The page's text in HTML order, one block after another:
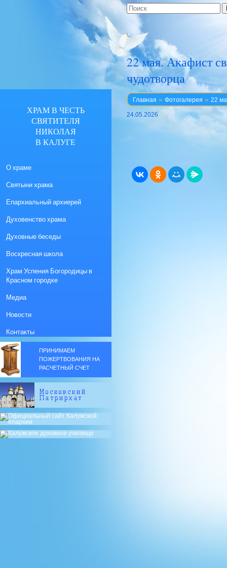
22 мая. Акафист
чудотворца
Главная » Фотогалерея » 22
24.05.2026
ХРАМ В ЧЕСТЬ
СВЯТИТЕЛЯ
НИКОЛАЯ
В КАЛУГЕ
О храме
Святыни храма
Епархиальный архиерей
Духовенство храма
Духовные беседы
Воскресная школа
Храм Успения Богородицы в
Красном городке
Медиа
Новости
Контакты
ПРИНИМАЕМ
ПОЖЕРТВОВАНИЯ НА
РАСЧЕТНЫЙ СЧЕТ